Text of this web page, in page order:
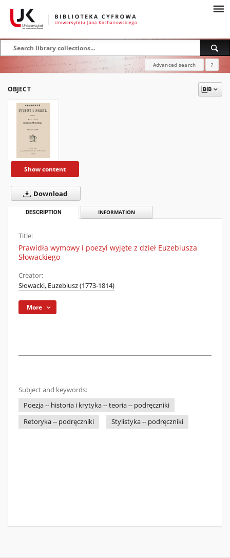
Advanced search ?
OBJECT
Show content
Download
DESCRIPTION INFORMATION
Title:
Prawidła wymowy i poezyi wyjęte z dzieł Euzebiusza
Słowackiego
Creator:
Słowacki, Euzebiusz (1773-1814)
More
Subject and keywords:
Poezja -- historia i krytyka -- teoria -- podręczniki
Retoryka -- podręczniki
Stylistyka -- podręczniki